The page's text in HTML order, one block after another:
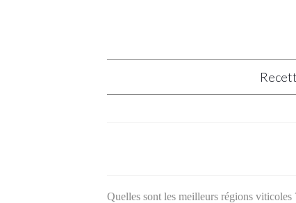
Quelles sont les meilleurs régions